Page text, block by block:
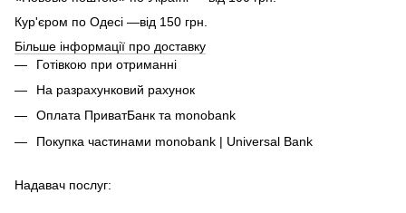
Кур'єром по Одесі —від 150 грн.
Більше інформації про доставку
Готівкою при отриманні
На разрахунковий рахунок
Оплата ПриватБанк та monobank
Покупка частинами monobank | Universal Bank
Надавач послуг: